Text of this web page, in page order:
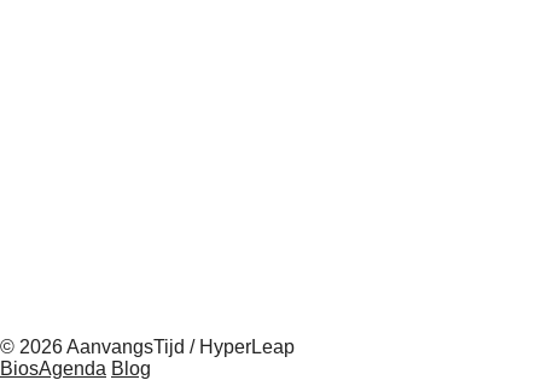
© 2026 AanvangsTijd / HyperLeap
BiosAgenda Blog